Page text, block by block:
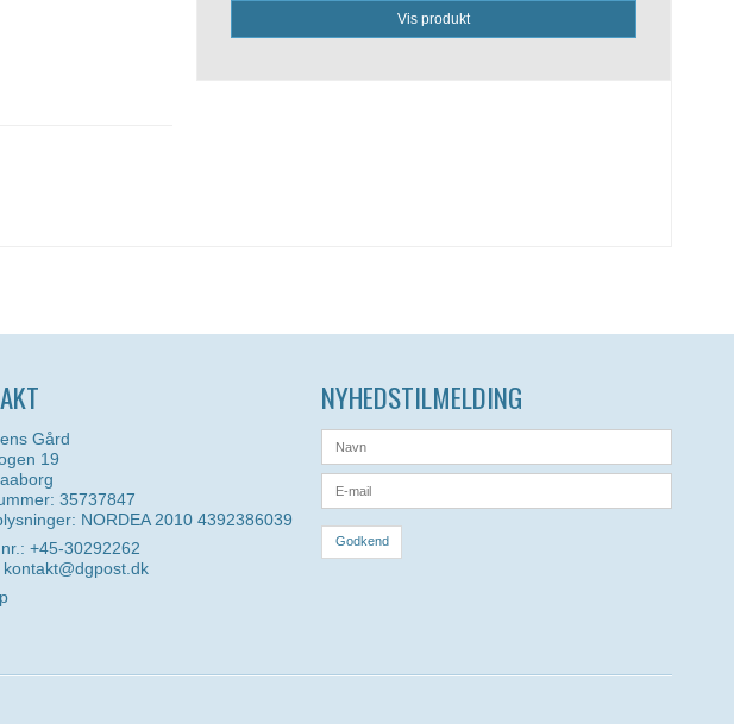
Vis produkt
Gård
19
35737847
NORDEA 2010 4392386039
+45-30292262
kontakt@dgpost.dk
NYHEDSTILMELDING
Godkend